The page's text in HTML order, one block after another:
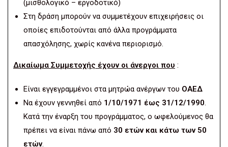
(μισθολογικό – εργοδοτικό)
Στη δράση μπορούν να συμμετέχουν επιχειρήσεις οι
οποίες επιδοτούνται από άλλα προγράμματα
απασχόλησης, χωρίς κανένα περιορισμό.
Δικαίωμα Συμμετοχής έχουν οι άνεργοι που :
Είναι εγγεγραμμένοι στα μητρώα ανέργων του ΟΑΕΔ
Να έχουν γεννηθεί από 1/10/1971 έως 31/12/1990.
Κατά την έναρξη του προγράμματος, ο ωφελούμενος θα
πρέπει να είναι πάνω από 30 ετών και κάτω των 50
ετών.